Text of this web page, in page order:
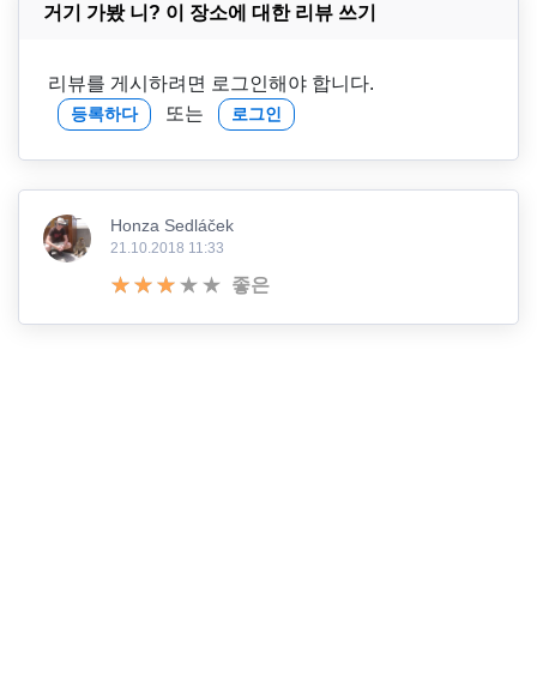
거기 가봤 니? 이 장소에 대한 리뷰 쓰기
리뷰를 게시하려면 로그인해야 합니다.
등록하다 또는 로그인
Honza Sedláček
21.10.2018 11:33
좋은